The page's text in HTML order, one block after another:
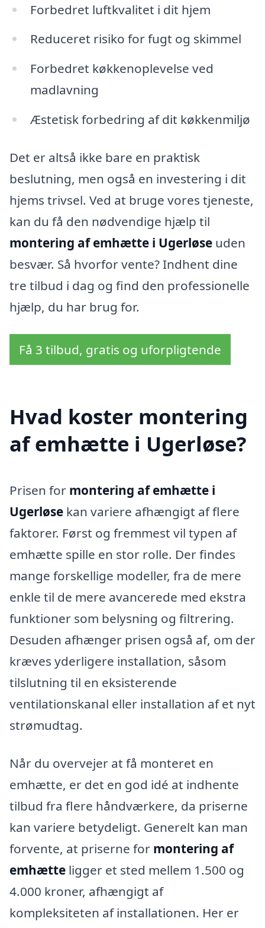
Forbedret luftkvalitet i dit hjem
Reduceret risiko for fugt og skimmel
Forbedret køkkenoplevelse ved
madlavning
Æstetisk forbedring af dit køkkenmiljø
Det er altså ikke bare en praktisk
beslutning, men også en investering i dit
hjems trivsel. Ved at bruge vores tjeneste,
kan du få den nødvendige hjælp til
montering af emhætte i Ugerløse uden
besvær. Så hvorfor vente? Indhent dine
tre tilbud i dag og find den professionelle
hjælp, du har brug for.
Få 3 tilbud, gratis og uforpligtende
Hvad koster montering
af emhætte i Ugerløse?
Prisen for montering af emhætte i
Ugerløse kan variere afhængigt af flere
faktorer. Først og fremmest vil typen af
emhætte spille en stor rolle. Der findes
mange forskellige modeller, fra de mere
enkle til de mere avancerede med ekstra
funktioner som belysning og filtrering.
Desuden afhænger prisen også af, om der
kræves yderligere installation, såsom
tilslutning til en eksisterende
ventilationskanal eller installation af et nyt
strømudtag.
Når du overvejer at få monteret en
emhætte, er det en god idé at indhente
tilbud fra flere håndværkere, da priserne
kan variere betydeligt. Generelt kan man
forvente, at priserne for montering af
emhætte ligger et sted mellem 1.500 og
4.000 kroner, afhængigt af
kompleksiteten af installationen. Her er